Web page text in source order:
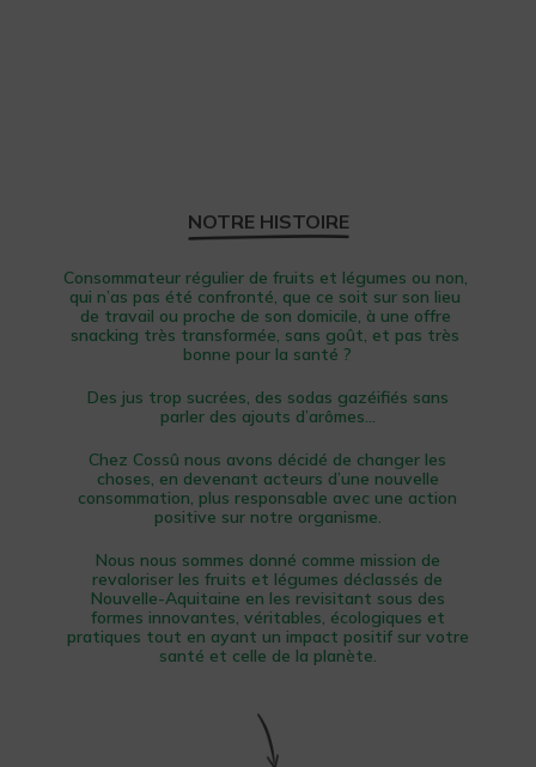
NOTRE HISTOIRE
Consommateur régulier de fruits et légumes ou non,
qui n’as pas été confronté, que ce soit sur son lieu
de travail ou proche de son domicile, à une offre
snacking très transformée, sans goût, et pas très
bonne pour la santé ?
Des jus trop sucrées, des sodas gazéifiés sans
parler des ajouts d’arômes…
Chez Cossû nous avons décidé de changer les
choses, en devenant acteurs d’une nouvelle
consommation, plus responsable avec une action
positive sur notre organisme.
Nous nous sommes donné comme mission de
revaloriser les fruits et légumes déclassés de
Nouvelle-Aquitaine en les revisitant sous des
formes innovantes, véritables, écologiques et
pratiques tout en ayant un impact positif sur votre
santé et celle de la planète.